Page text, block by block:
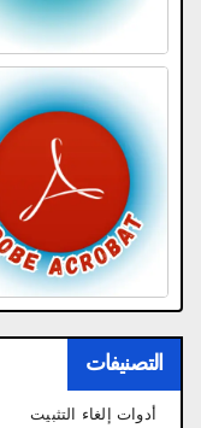
التصنيفات
أدوات إلغاء التثبيت